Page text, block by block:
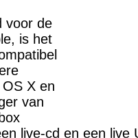
voor de
is het
X en
van
live-cd en een live